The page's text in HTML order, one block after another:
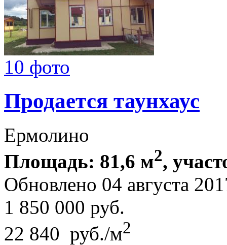
10 фото
Продается таунхаус
Ермолино
Площадь: 81,6 м2,
Обновлено 04 августа
1 850 000 руб.
22 840 руб./м2